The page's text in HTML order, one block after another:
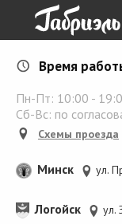
Время
Пн-Пт: 10:00 -
Сб-Вс: по
Схемы проезда
Минск ул.
Логойск ул.